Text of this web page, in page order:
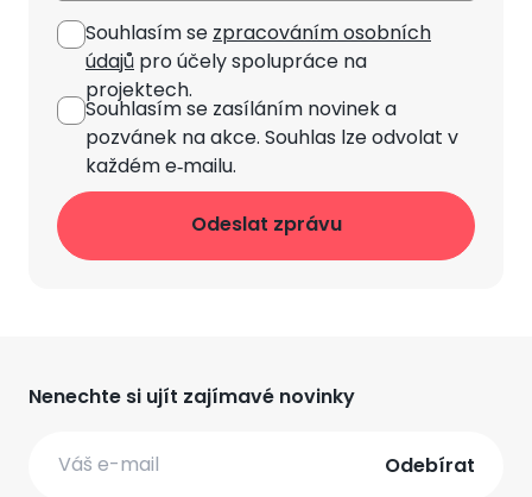
Souhlasím sezpracováním osobních
údajůpro účely spolupráce na
projektech.
Souhlasím se zasíláním novineka
pozvánek na akce. Souhlas lze odvolat v
každém e‑mailu.
Nenechte si ujít zajímavé novinky